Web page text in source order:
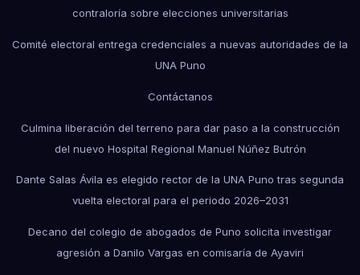
contraloría sobre elecciones universitarias
Comité electoral entrega credenciales a nuevas autoridades de la
UNA Puno
Contáctanos
Culmina liberación del terreno para dar paso a la construcción
del nuevo Hospital Regional Manuel Núñez Butrón
Dante Salas Ávila es elegido rector de la UNA Puno tras segunda
vuelta electoral para el periodo 2026–2031
Decano del colegio de abogados de Puno solicita investigar
agresión a Danilo Vargas en comisaría de Ayaviri